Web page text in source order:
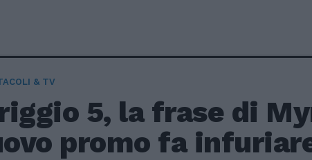
& TV
5, la frase di
promo fa